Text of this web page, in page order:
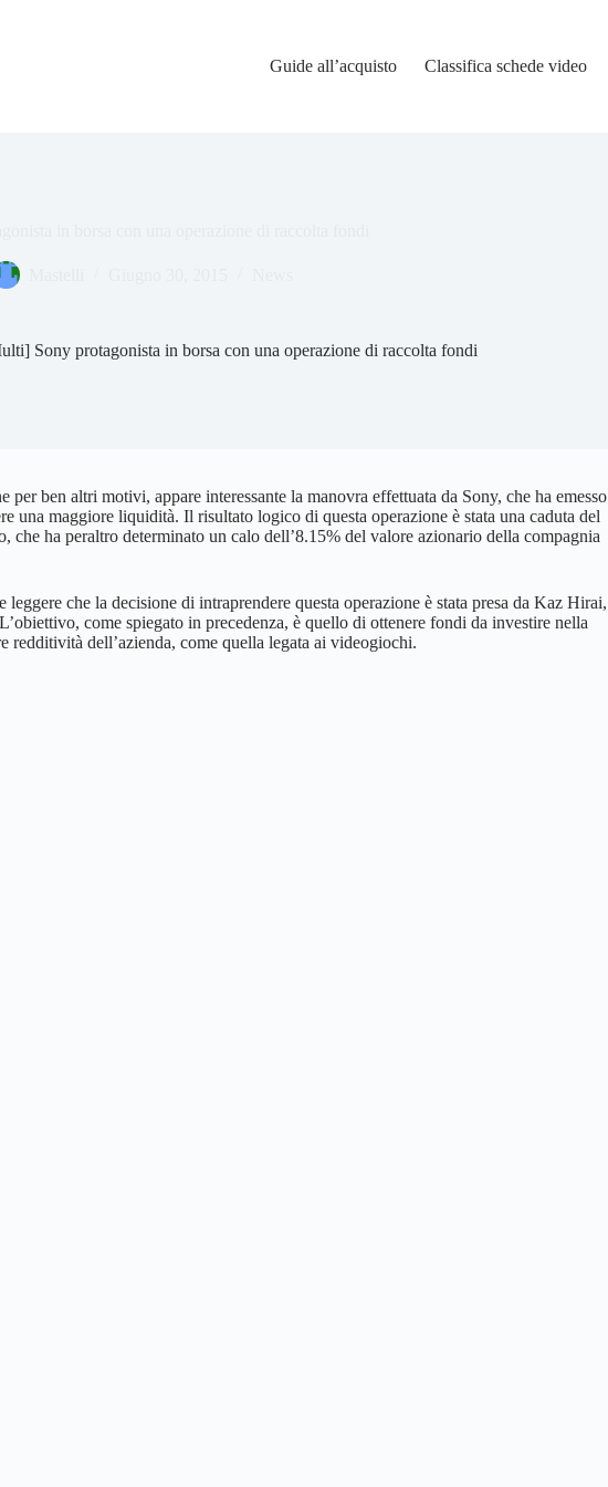
Guide all’acquisto
Classifica schede video
Sony protagonista in borsa con una operazione di raccolta fondi
ben altri motivi, appare interessante la manovra effettuata da Sony, che ha emesso
una maggiore liquidità. Il risultato logico di questa operazione è stata una caduta del
che ha peraltro determinato un calo dell’8.15% del valore azionario della compagnia
che la decisione di intraprendere questa operazione è stata presa da Kaz Hirai,
come spiegato in precedenza, è quello di ottenere fondi da investire nella
redditività dell’azienda, come quella legata ai videogiochi.